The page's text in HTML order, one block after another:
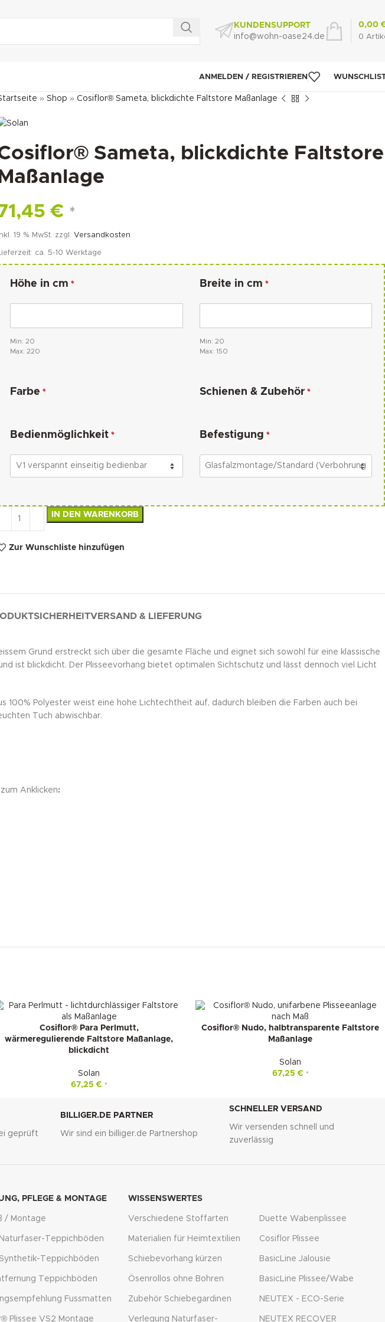
KUNDENSUPPORT
info@wohn-oase24.de
0
0,00
ANMELDEN / REGISTRIEREN
» Shop » Cosiflor® Sameta, blickdichte Faltstore Maßanlage
Sameta, blickdichte Faltstore
Maßanlage
€ *
19 % MwSt. zzgl. Versandkosten
ca. 5-10 Werktage
Höhe in cm *
Min: 20
Max: 220
Breite in cm *
Min: 20
Max: 150
Farbe * Schienen & Zubehör*
Bedienmöglichkeit * Befestigung *
IN DEN WARENKORB
Zur Wunschliste hinzufügen
VERSAND & LIEFERUNG
Grund erstreckt sich über die gesamte Fläche und eignet sich sowohl für eine klassische
ist blickdicht. Der Plisseevorhang bietet optimalen Sichtschutz und lässt dennoch viel Licht
100% Polyester weist eine hohe Lichtechtheit auf, dadurch bleiben die Farben auch bei
Tuch abwischbar.
Anklicken:
Cosiflor® Para Perlmutt,
wärmeregulierende Faltstore Maßanlage,
blickdicht
Solan
67,25€ *
Cosiflor® Nudo, halbtransparente Faltstore
Maßanlage
Solan
67,25€ *
geprüft
BILLIGER.DE PARTNER
Wir sind ein billiger.de Partnershop
SCHNELLER VERSAND
Wir versenden schnell und
zuverlässig
PFLEGE & MONTAGE
/ Montage
Teppichböden
Teppichböden
Teppichböden
Fussmatten
Plissee VS2 Montage
WISSENSWERTES
Verschiedene Stoffarten
Materialien für Heimtextilien
Schiebevorhang kürzen
Ösenrollos ohne Bohren
Zubehör Schiebegardinen
Verlegung Naturfaser-
Duette Wabenplissee
Cosiflor Plissee
BasicLine Jalousie
BasicLine Plissee/Wabe
NEUTEX - ECO-Serie
NEUTEX RECOVER